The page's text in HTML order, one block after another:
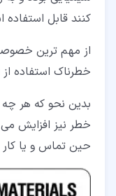
‌کنند قابل
از مهم ترین
خطرناک استفاده
بدین نحو که هر
خطر نیز افزایش
حین تماس و یا کار